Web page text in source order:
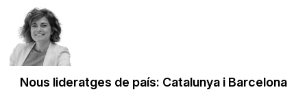
Nous lideratges de país: Catalunya i Barcelona